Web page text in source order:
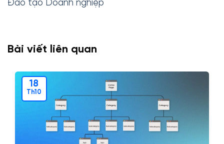
Đào tạo Doanh nghiệp
Bài viết liên quan
18
Th10